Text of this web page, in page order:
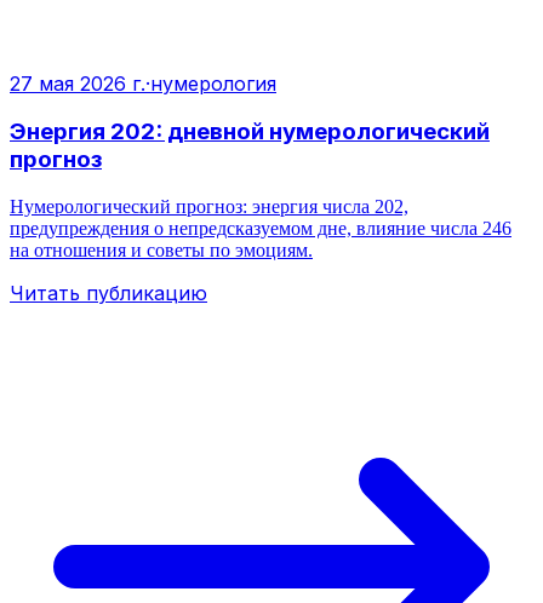
27 мая 2026 г.·нумерология
Энергия 202: дневной нумерологический
прогноз
Нумерологический прогноз: энергия числа 202,
предупреждения о непредсказуемом дне, влияние числа 246
на отношения и советы по эмоциям.
Читать публикацию